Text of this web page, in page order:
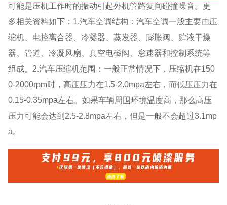
可能是压机工作时的振动引起外机管路复间碰撞噪音。更
多相关资料如下：1.汽车空调结构：汽车空调一般主要由压
缩机、电控离合器、冷凝器、蒸发器、膨胀阀、贮液干燥
器、管道、冷凝风扇、真空电磁阀、怠速器和控制系统等
组成。2.汽车压缩机范围：一般正常情况下，压缩机在150
0-2000rpm时，高压压力在1.5-2.0mpa左右，而低压压力在
0.15-0.35mpa左右。如果车辆周围环境温度高，那么高压
压力可能会达到2.5-2.8mpa左右，但是一般不会超过3.1mp
a。